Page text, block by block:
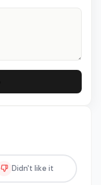
Didn't like it